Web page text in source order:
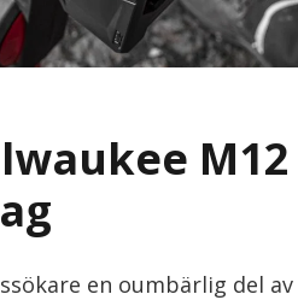
M12
en oumbärlig del av